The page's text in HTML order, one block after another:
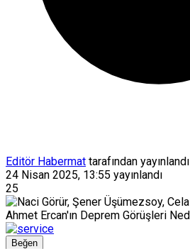
Editör Habermat tarafından yayınlandı
24 Nisan 2025, 13:55 yayınlandı
25
Beğen